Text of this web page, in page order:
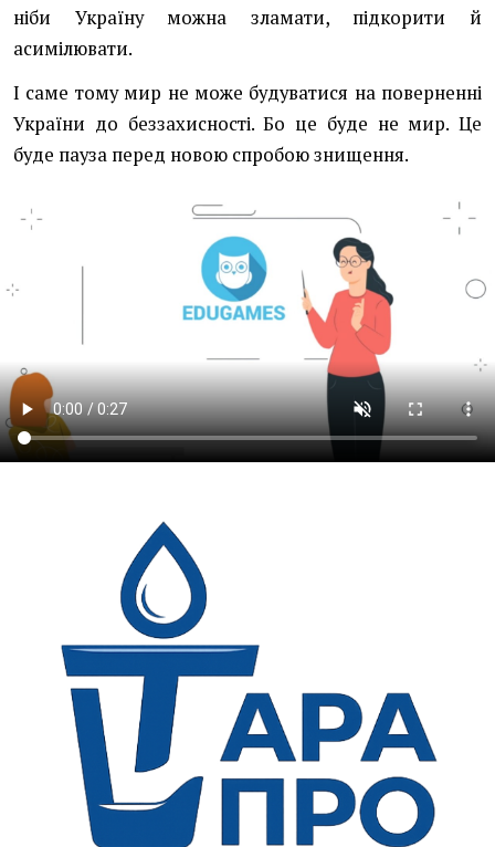
ніби Україну можна зламати, підкорити й
асимілювати.
І саме тому мир не може будуватися на поверненні
України до беззахисності. Бо це буде не мир. Це
буде пауза перед новою спробою знищення.